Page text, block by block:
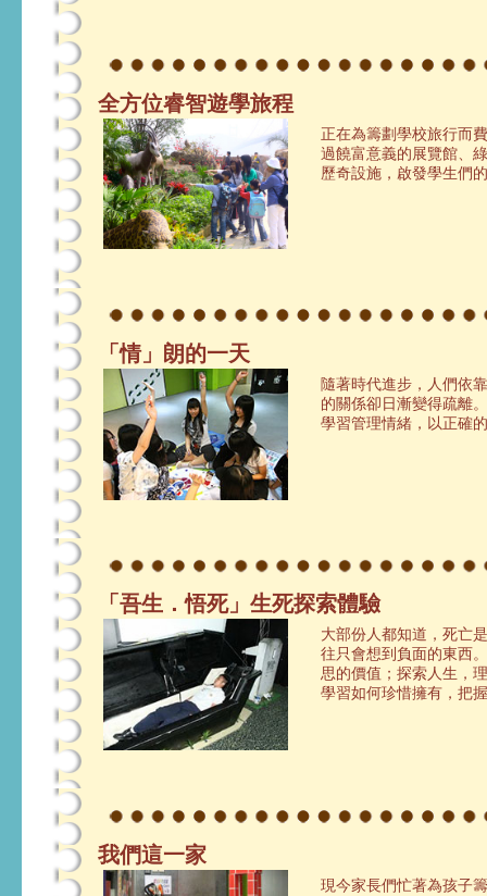
全方位睿智遊學旅程
正在為籌劃學校旅行而
過饒富意義的展覽館、
歷奇設施，啟發學生們
「情」朗的一天
隨著時代進步，人們依
的關係卻日漸變得疏離
學習管理情緒，以正確
「吾生．悟死」生死探索體驗
大部份人都知道，死亡
往只會想到負面的東西
思的價值；探索人生，
學習如何珍惜擁有，把
我們這一家
現今家長們忙著為孩子